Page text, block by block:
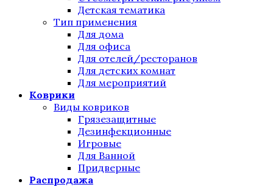
Детская тематика
Тип применения
Для дома
Для офиса
Для отелей/ресторанов
Для детских комнат
Для мероприятий
Коврики
Виды ковриков
Грязезащитные
Дезинфекционные
Игровые
Для Ванной
Придверные
Распродажа